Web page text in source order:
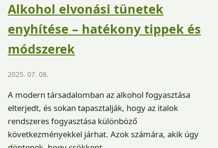
Alkohol elvonási tünetek
enyhítése – hatékony tippek és
módszerek
2025. 07. 08.
A modern társadalomban az alkohol fogyasztása
elterjedt, és sokan tapasztalják, hogy az italok
rendszeres fogyasztása különböző
következményekkel járhat. Azok számára, akik úgy